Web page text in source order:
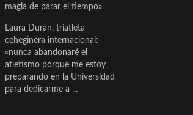
magia de parar el tiempo»
Laura Durán, triatleta
ceheginera internacional:
«nunca abandonaré el
atletismo porque me estoy
preparando en la Universidad
para dedicarme a ...